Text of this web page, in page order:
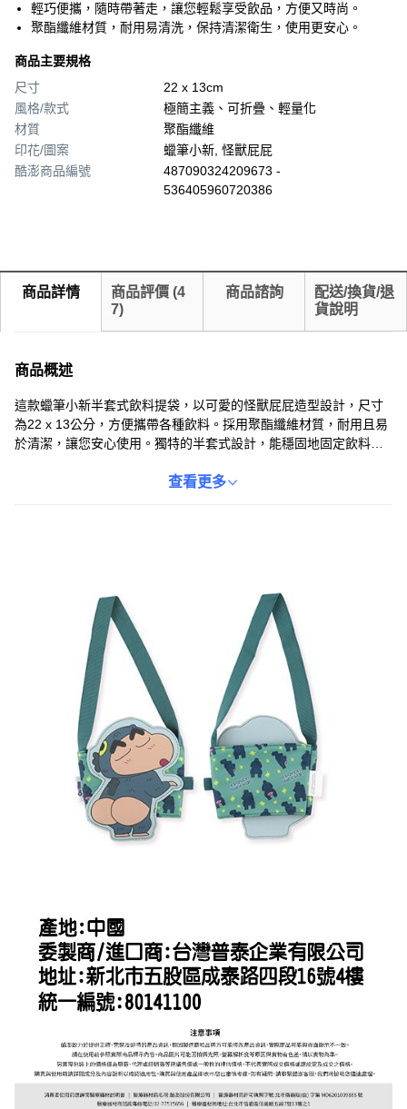
輕巧便攜，隨時帶著走，讓您輕鬆享受飲品，方便又時尚。
聚酯纖維材質，耐用易清洗，保持清潔衛生，使用更安心。
商品主要規格
尺寸
22 x 13cm
風格/款式
極簡主義、可折疊、輕量化
材質
聚酯纖維
印花/圖案
蠟筆小新, 怪獸屁屁
酷澎商品編號
487090324209673 -
536405960720386
商品詳情 商品評價 (4
7)
商品諮詢
配送/換貨/退
貨說明
商品概述
這款蠟筆小新半套式飲料提袋，以可愛的怪獸屁屁造型設計，尺寸
為22 x 13公分，方便攜帶各種飲料。採用聚酯纖維材質，耐用且易
於清潔，讓您安心使用。獨特的半套式設計，能穩固地固定飲料，
圖案，不僅實用，更增添生活樂趣，讓您隨時展現個人風格。無論
查看更多